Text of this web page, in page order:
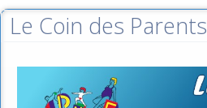
Le Coin des Parents